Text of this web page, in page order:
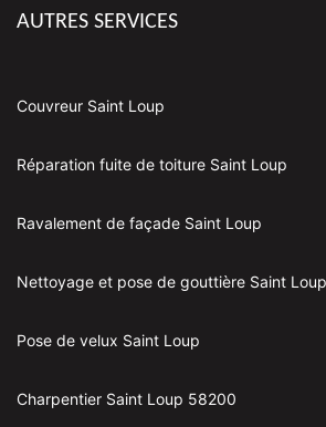
AUTRES SERVICES
Couvreur Saint Loup
Réparation fuite de toiture Saint Loup
Ravalement de façade Saint Loup
Nettoyage et pose de gouttière Saint Loup
Pose de velux Saint Loup
Charpentier Saint Loup 58200